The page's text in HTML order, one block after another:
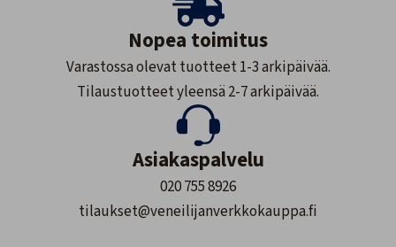
Nopea toimitus
Varastossa olevat tuotteet 1-3 arkipäivää.
Tilaustuotteet yleensä 2-7 arkipäivää.
Asiakaspalvelu
020 755 8926
tilaukset@veneilijanverkkokauppa.fi